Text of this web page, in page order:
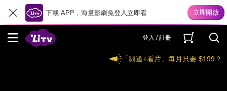
下載 APP，海量影劇免登入立即看
登入 / 註冊
「頻道+看片」每月只要 $199？